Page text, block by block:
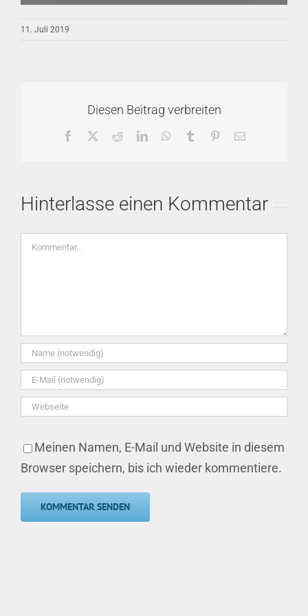
11. Juli 2019
Diesen Beitrag verbreiten
Facebook RedditLinkedInWhatsApp
Tumblr Pinterest
E-
Hinterlasse einen Kommentar
Kommentar
Meinen Namen, E-Mail und Website in diesem
Browser speichern, bis ich wieder kommentiere.